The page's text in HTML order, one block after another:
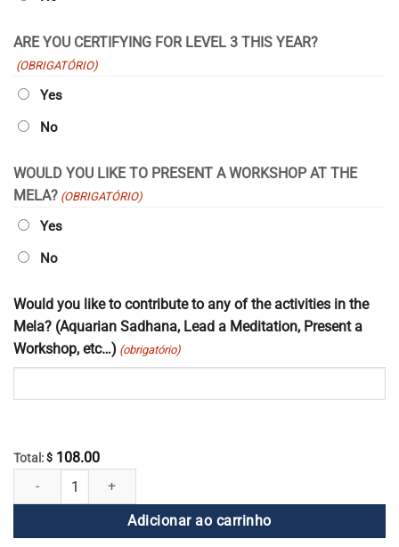
ARE YOU CERTIFYING FOR LEVEL 3 THIS YEAR?
(OBRIGATÓRIO)
Yes
No
WOULD YOU LIKE TO PRESENT A WORKSHOP AT THE
MELA? (OBRIGATÓRIO)
Yes
No
Would you like to contribute to any of the activities in the
Mela? (Aquarian Sadhana, Lead a Meditation, Present a
Workshop, etc…) (obrigatório)
Total: $ 108.00
Registro do 2024 Global English Mela on-line quantidade
Adicionar ao carrinho